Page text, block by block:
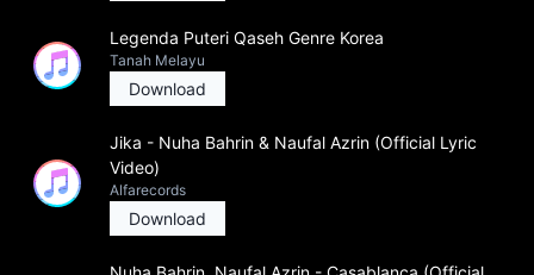
Legenda Puteri Qaseh Genre Korea
Tanah Melayu
Download
Jika - Nuha Bahrin & Naufal Azrin (Official Lyric
Video)
Alfarecords
Download